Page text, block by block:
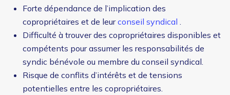
Forte dépendance de l’implication des
copropriétaires et de leurconseil syndical .
Difficulté à trouver des copropriétaires disponibles et
compétents pour assumer les responsabilités de
syndic bénévole ou membre du conseil syndical.
Risque de conflits d’intérêts et de tensions
potentielles entre les copropriétaires.